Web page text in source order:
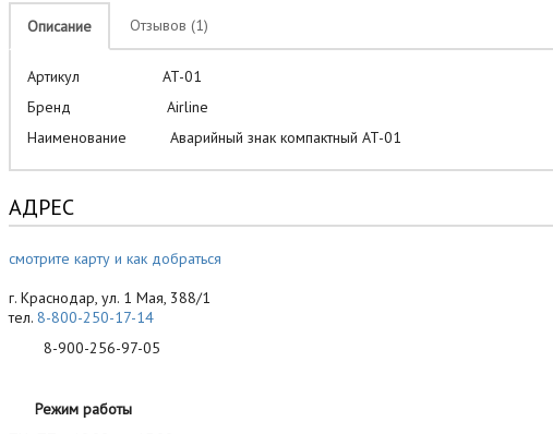
Описание Отзывов (1)
Артикул AT-01
Бренд Airline
Наименование Аварийный знак компактный AT-01
АДРЕС
смотрите карту и как добраться
г. Краснодар, ул. 1 Мая, 388/1
тел. 8-800-250-17-14
8-900-256-97-05
Режим работы